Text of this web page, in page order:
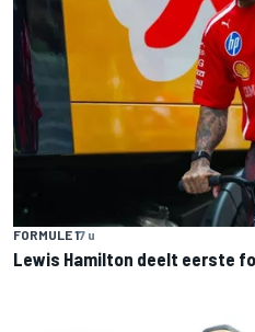
FORMULE 17 u
Lewis Hamilton deelt eerste